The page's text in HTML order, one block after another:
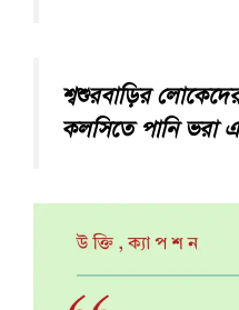
শ্বশুরবাড়ির
কলসিতে পানি ভরা